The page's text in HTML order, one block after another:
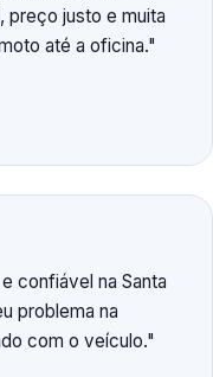
preço justo e muita
até a oficina.
confiável na Santa
problema na
com o veículo.